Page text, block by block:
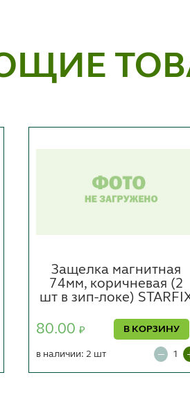
Защелка магнитная
74мм, коричневая (2
шт в зип-локе)
80.00 ₽ В КОРЗИНУ
в наличии: 2 шт